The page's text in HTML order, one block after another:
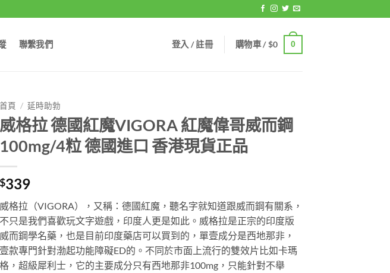
聯繫我們 登入 / 註冊 購物車 /$0 0
首頁 / 延時助勃
威格拉 德國紅魔VIGORA 紅魔偉哥威而鋼
100mg/4粒 德國進口 香港現貨正品
$339
威格拉（VIGORA），又稱：德國紅魔，聽名字就知道跟威而鋼有關系，
不只是我們喜歡玩文字遊戲，印度人更是如此。威格拉是正宗的印度版
威而鋼學名藥，也是目前印度藥店可以買到的，單壹成分是西地那非，
壹款專門針對渤起功能障礙ED的。不同於市面上流行的雙效片比如卡瑪
格，超級犀利士，它的主要成分只有西地那非100mg，只能針對不舉